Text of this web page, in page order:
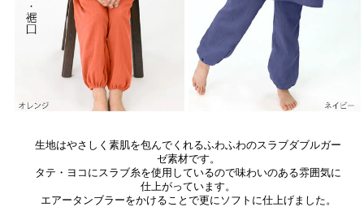
生地はやさしく素肌を包んでくれるふわふわのスラブダブルガー
ゼ素材です。
タテ・ヨコにスラブ糸を使用しているので味わいのある雰囲気に
仕上がっています。
エアータンブラーをかけることで更にソフトに仕上げました。